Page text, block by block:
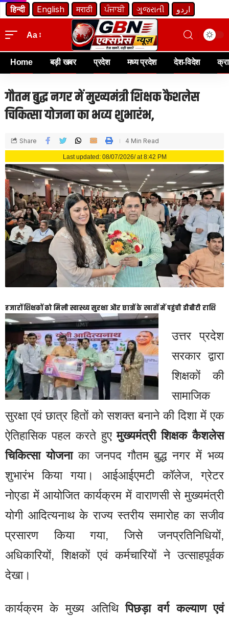
हिन्दी English मराठी ਪੰਜਾਬੀ ગુજરાતી اردو
Aa
Home बड़ी खबर प्रदेश मध्य प्रदेश देश-विदेश
गौतम बुद्ध नगर में मुख्यमंत्री शिक्षक कैशलेस
चिकित्सा योजना का भव्य शुभारंभ,
Last updated: 08/07/2026/ at 8:42 PM
Share 4 Min Read
हजारों शिक्षकों को मिली स्वास्थ्य सुरक्षा और छात्रों के खातों में पहुंची डीबीटी राशि
उत्तर प्रदेश
सरकार द्वारा
शिक्षकों की
सामाजिक
सुरक्षा एवं छात्र हितों को सशक्त बनाने की दिशा में एक
ऐतिहासिक पहल करते हुएमुख्यमंत्री शिक्षक कैशलेस
चिकित्सा योजनाका जनपद गौतम बुद्ध नगर में भव्य
शुभारंभ किया गया। आईआईएमटी कॉलेज, ग्रेटर
नोएडा में आयोजित कार्यक्रम में वाराणसी से मुख्यमंत्री
योगी आदित्यनाथ के राज्य स्तरीय समारोह का सजीव
प्रसारण किया गया, जिसे जनप्रतिनिधियों,
अधिकारियों, शिक्षकों एवं कर्मचारियों ने उत्साहपूर्वक
देखा।
कार्यक्रम के मुख्य अतिथिपिछड़ा वर्ग कल्याण एवं